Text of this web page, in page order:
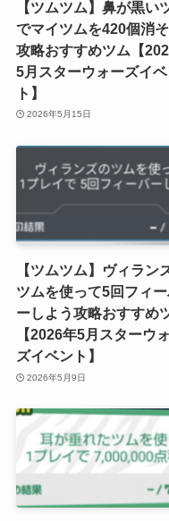
【ツムツム】鼻が黒い
でマイツムを420個消
攻略おすすめツム【
5月スターウォーズイ
ト】
2026年5月15日
【ツムツム】ヴィラン
ツムを使って5回フィ
ーしよう攻略おすすめ
【2026年5月スターウ
ズイベント】
2026年5月9日